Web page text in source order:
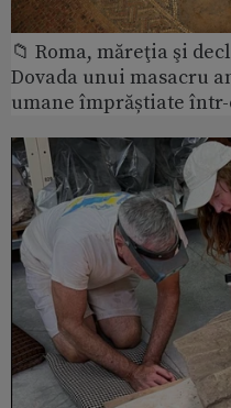
📁 Roma, măreţia şi
Dovada unui masacru
umane împrăștiate